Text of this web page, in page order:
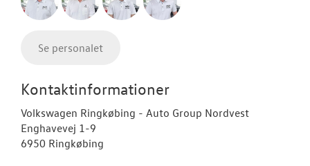
Se personalet
Kontaktinformationer
Volkswagen Ringkøbing - Auto Group Nordvest
Enghavevej 1-9
6950 Ringkøbing